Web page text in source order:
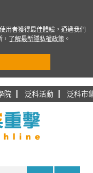
院 泛科活動 泛科市
用者獲得最佳體驗，通過我們
了解最新隱私權政策 。